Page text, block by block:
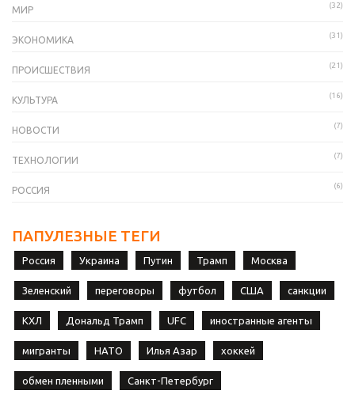
МИР (32)
ЭКОНОМИКА (31)
ПРОИСШЕСТВИЯ (21)
КУЛЬТУРА (16)
НОВОСТИ (7)
ТЕХНОЛОГИИ (7)
РОССИЯ (6)
ПАПУЛЕЗНЫЕ ТЕГИ
Россия Украина Путин Трамп Москва
Зеленский переговоры футбол США санкции
КХЛ Дональд Трамп UFC иностранные агенты
мигранты НАТО Илья Азар хоккей
обмен пленными Санкт-Петербург